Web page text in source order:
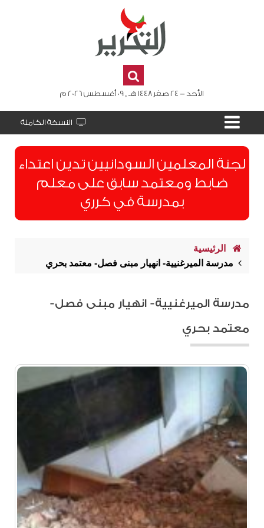
الأحد - 24 صفر 1448 هـ , 09 أغسطس 2026 م
النسخة الكاملة
لجنة المعلمين السودانيين تدين اعتداء
ضابط ومعتمد سابق على معلم
بمدرسة في كرري
الرئيسية
مدرسة الميرغنيية- انهيار مبنى فصل- معتمد بحري
مدرسة الميرغنيية- انهيار مبنى فصل-
معتمد بحري